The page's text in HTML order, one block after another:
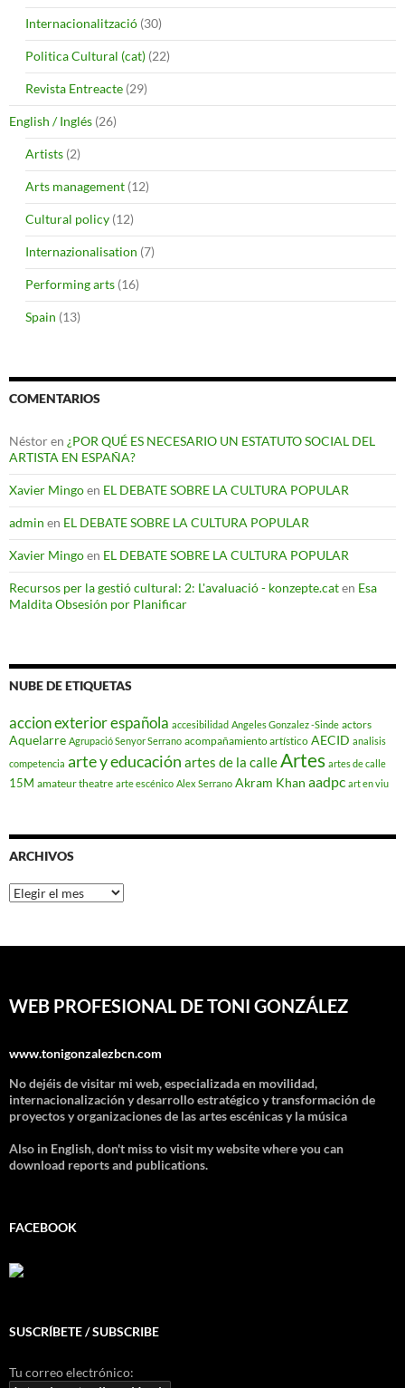
Internacionalització (30)
Politica Cultural (cat) (22)
Revista Entreacte (29)
English / Inglés (26)
Artists (2)
Arts management (12)
Cultural policy (12)
Internazionalisation (7)
Performing arts (16)
Spain (13)
COMENTARIOS
Néstoren ¿POR QUÉ ES NECESARIO UN ESTATUTO SOCIAL DEL
ARTISTA EN ESPAÑA?
Xavier Mingoen EL DEBATE SOBRE LA CULTURA POPULAR
admin en EL DEBATE SOBRE LA CULTURA POPULAR
Xavier Mingoen EL DEBATE SOBRE LA CULTURA POPULAR
Recursos per la gestió cultural: 2: L'avaluació - konzepte.caten Esa
Maldita Obsesión por Planificar
NUBE DE ETIQUETAS
accion exterior española accesibilidad Angeles Gonzalez -Sinde actors
Aquelarre Agrupació Senyor Serrano acompañamiento artístico AECID analisis
competencia arte y educación artes de la calleArtes artes de calle
15M amateur theatre arte escénico Alex Serrano Akram Khan aadpc art en viu
ARCHIVOS
Archivos
WEB PROFESIONAL DE TONI GONZÁLEZ
www.tonigonzalezbcn.com
No dejéis de visitar mi web, especializada en movilidad,
internacionalización y desarrollo estratégico y transformación de
proyectos y organizaciones de las artes escénicas y la música
Also in English, don't miss to visit my website where you can
download reports and publications.
FACEBOOK
SUSCRÍBETE / SUBSCRIBE
Tu correo electrónico: